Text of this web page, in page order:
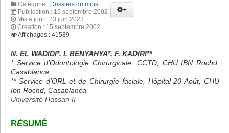
Catégorie : Dossiers du mois
Publication : 15 septembre 2002
Mis à jour : 23 juin 2023
Création : 15 septembre 2002
Affichages : 41589
N. EL WADIDI*, I. BENYAHYA*, F. KADIRI**
* Service d’Odontologie Chirurgicale, CCTD, CHU IBN Rochd,
Casablanca
** Service d’ORL et de Chirurgie faciale, Hôpital 20 Août, CHU
Ibn Rochd, Casablanca
Université Hassan II
RÉSUMÉ